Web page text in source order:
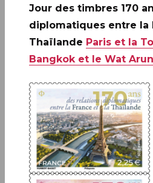
Carterie
Jour des timbres 170
diplomatiques entre la
Thaïlande Paris et la
Bangkok et le Wat Arun